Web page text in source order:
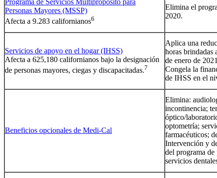
Programa de Servicios Multipropósito para
Personas Mayores (MSSP)
Afecta a 9.283 californianos6
Elimina el
2020.
Servicios de apoyo en el hogar (IHSS)
Afecta a 625,180 californianos bajo la designación
de personas mayores, ciegas y discapacitadas.7
Aplica una
horas brindadas
de enero de
Congela la
de IHSS en el
Beneficios opcionales de Medi-Cal
Elimina:
incontinencia;
óptico/
optometría;
farmacéuticos;
Intervención y
del programa de
servicios